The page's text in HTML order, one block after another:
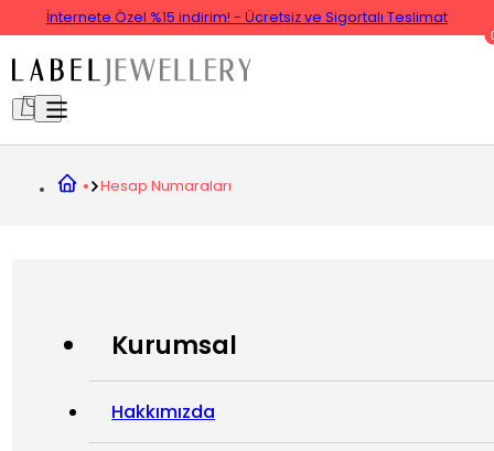
İnternete Özel %15 indirim! - Ücretsiz ve Sigortalı Teslimat
Hesap Numaraları
Kurumsal
Hakkımızda